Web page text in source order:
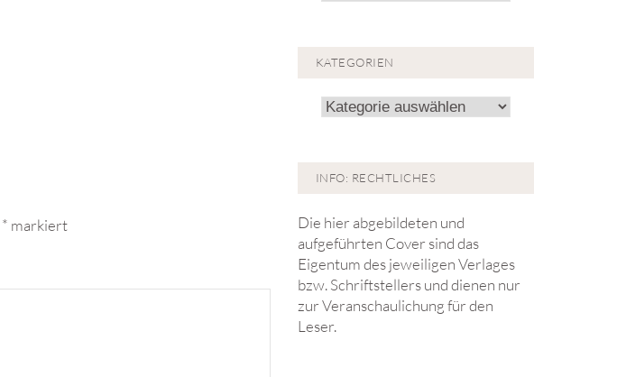
* markiert
KATEGORIEN
Kategorien
INFO: RECHTLICHES
Die hier abgebildeten und
aufgeführten Cover sind das
Eigentum des jeweiligen Verlages
bzw. Schriftstellers und dienen nur
zur Veranschaulichung für den
Leser.